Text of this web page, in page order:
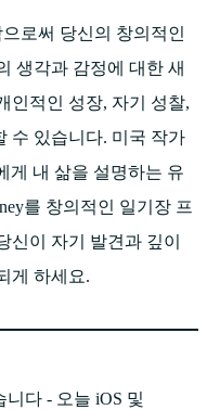
로써 당신의 창의적인
생각과 감정에 대한 새
인적인 성장, 자기 성찰,
수 있습니다. 미국 작가
게 내 삶을 설명하는 유
를 창의적인 일기장 프
신이 자기 발견과 깊이
게 하세요.
다 - 오늘 iOS 및